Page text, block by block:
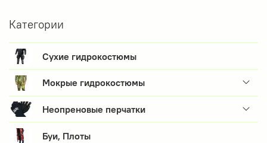
Категории
Сухие гидрокостюмы
Мокрые гидрокостюмы
Неопреновые перчатки
Буи, Плоты